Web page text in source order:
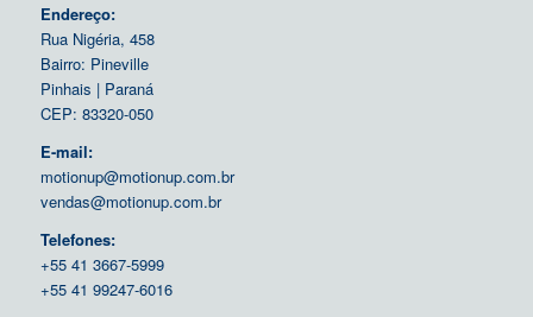
Endereço:
Rua Nigéria, 458
Bairro: Pineville
Pinhais | Paraná
CEP: 83320-050
E-mail:
motionup@motionup.com.br
vendas@motionup.com.br
Telefones:
+55 41 3667-5999
+55 41 99247-6016